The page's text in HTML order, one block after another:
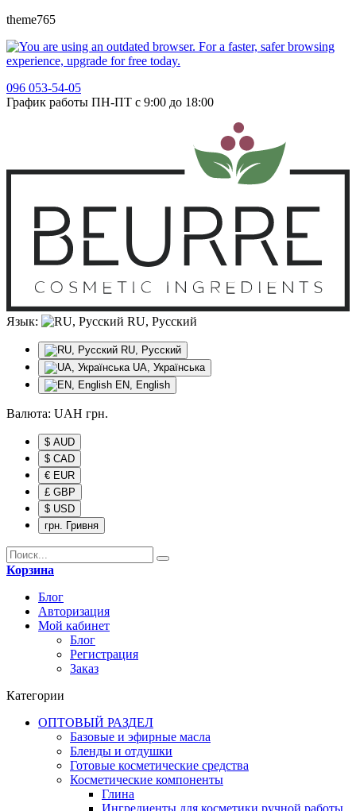
theme765
096 053-54-05
График работы ПН-ПТ с 9:00 до 18:00
Язык: RU, Русский
RU, Русский
UA, Українська
EN, English
Валюта: UAH грн.
$ AUD
$ CAD
€ EUR
£ GBP
$ USD
грн. Гривня
Корзина
Блог
Авторизация
Мой кабинет
Блог
Регистрация
Заказ
Категории
ОПТОВЫЙ РАЗДЕЛ
Базовые и эфирные масла
Бленды и отдушки
Готовые косметические средства
Косметические компоненты
Глина
Ингредиенты для косметики ручной работы